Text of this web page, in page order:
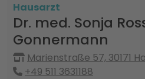
Hausarzt
Dr. med. Sonja
Gonnermann
Marienstraße 57, 30171
+49 511 3631188